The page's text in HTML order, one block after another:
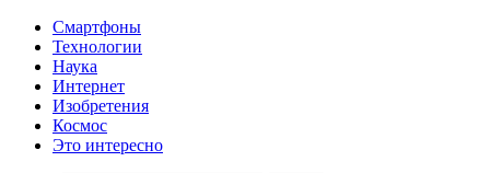
Смартфоны
Технологии
Наука
Интернет
Изобретения
Космос
Это интересно